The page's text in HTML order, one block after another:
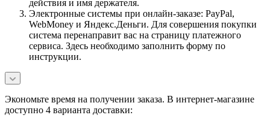
действия и имя держателя.
Электронные системы при онлайн-заказе: PayPal,
WebMoney и Яндекс.Деньги. Для совершения покупки
система перенаправит вас на страницу платежного
сервиса. Здесь необходимо заполнить форму по
инструкции.
Экономьте время на получении заказа. В интернет-магазине
доступно 4 варианта доставки: